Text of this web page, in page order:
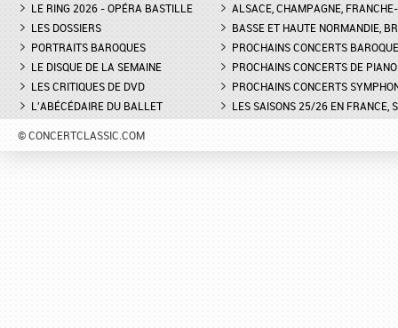
LE RING 2026 - OPÉRA BASTILLE
LES DOSSIERS
PORTRAITS BAROQUES
LE DISQUE DE LA SEMAINE
LES CRITIQUES DE DVD
L'ABÉCÉDAIRE DU BALLET
ALSACE, CHAMPAGNE,
BASSE ET HAUTE NORMANDIE,
PROCHAINS CONCERTS
PROCHAINS CONCERTS DE PIANO
PROCHAINS CONCERTS
LES SAISONS 25/26 EN FRANCE,
© CONCERTCLASSIC.COM